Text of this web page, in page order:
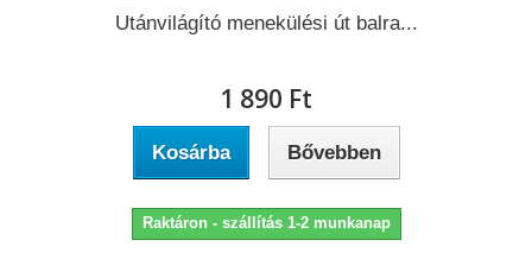
Utánvilágító menekülési út balra...
1 890 Ft‎
Kosárba Bővebben
Raktáron - szállítás 1-2 munkanap